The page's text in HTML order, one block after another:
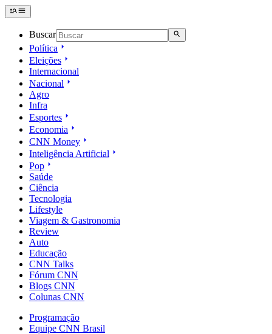
Buscar
Política
Eleições
Internacional
Nacional
Agro
Infra
Esportes
Economia
CNN Money
Inteligência Artificial
Pop
Saúde
Ciência
Tecnologia
Lifestyle
Viagem & Gastronomia
Review
Auto
Educação
CNN Talks
Fórum CNN
Blogs CNN
Colunas CNN
Programação
Equipe CNN Brasil